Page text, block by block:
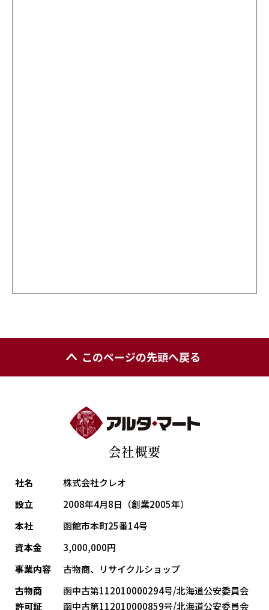
このページの先頭へ戻る
会社概要
社名
株式会社クレオ
設立
2008年4月8日（創業2005年）
本社
函館市本町25番14号
資本金
3,000,000円
事業内容
古物商、リサイクルショップ
古物商
許可証
函中古第112010000294号/北海道公安委員会
函中古第112010000859号/北海道公安委員会